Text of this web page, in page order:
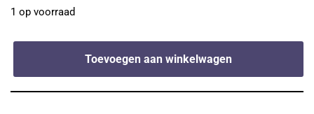
1 op voorraad
Toevoegen aan winkelwagen